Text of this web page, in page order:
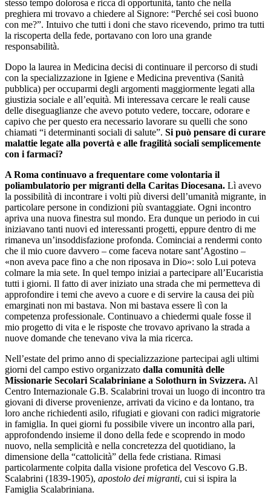
stesso tempo dolorosa e ricca di opportunità, tanto che nella
preghiera mi trovavo a chiedere al Signore: “Perché sei così buono
con me?”. Intuivo che tutti i doni che stavo ricevendo, primo tra tutti
la riscoperta della fede, portavano con loro una grande
responsabilità.
Dopo la laurea in Medicina decisi di continuare il percorso di studi
con la specializzazione in Igiene e Medicina preventiva (Sanità
pubblica) per occuparmi degli argomenti maggiormente legati alla
giustizia sociale e all’equità. Mi interessava cercare le reali cause
delle diseguaglianze che avevo potuto vedere, toccare, odorare e
capivo che per questo era necessario lavorare su quelli che sono
chiamati “i determinanti sociali di salute”. Si può pensare di curare
malattie legate alla povertà e alle fragilità sociali semplicemente
con i farmaci?
A Roma continuavo a frequentare come volontaria il
poliambulatorio per migranti della Caritas Diocesana. Lì avevo
la possibilità di incontrare i volti più diversi dell’umanità migrante, in
particolare persone in condizioni più svantaggiate. Ogni incontro
apriva una nuova finestra sul mondo. Era dunque un periodo in cui
iniziavano tanti nuovi ed interessanti progetti, eppure dentro di me
rimaneva un’insoddisfazione profonda. Cominciai a rendermi conto
che il mio cuore davvero – come faceva notare sant’Agostino –
«non aveva pace fino a che non riposava in Dio»: solo Lui poteva
colmare la mia sete. In quel tempo iniziai a partecipare all’Eucaristia
tutti i giorni. Il fatto di aver iniziato una strada che mi permetteva di
approfondire i temi che avevo a cuore e di servire la causa dei più
emarginati non mi bastava. Non mi bastava essere lì con la
competenza professionale. Continuavo a chiedermi quale fosse il
mio progetto di vita e le risposte che trovavo aprivano la strada a
nuove domande che tenevano viva la mia ricerca.
Nell’estate del primo anno di specializzazione partecipai agli ultimi
giorni del campo estivo organizzato dalla comunità delle
Missionarie Secolari Scalabriniane a Solothurn in Svizzera. Al
Centro Internazionale G.B. Scalabrini trovai un luogo di incontro tra
giovani di diverse provenienze, arrivati da vicino e da lontano, tra
loro anche richiedenti asilo, rifugiati e giovani con radici migratorie
in famiglia. In quei giorni fu possibile vivere un incontro alla pari,
approfondendo insieme il dono della fede e scoprendo in modo
nuovo, nella semplicità e nella concretezza del quotidiano, la
dimensione della “cattolicità” della fede cristiana. Rimasi
particolarmente colpita dalla visione profetica del Vescovo G.B.
Scalabrini (1839-1905), apostolo dei migranti, cui si ispira la
Famiglia Scalabriniana.